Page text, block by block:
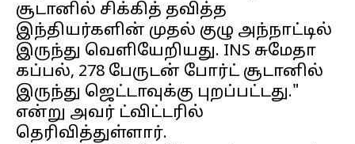
சூடானில் சிக்கித் தவித்த
இந்தியர்களின் முதல் குழு அந்நாட்டில்
இருந்து வெளியேறியது. INS சுமேதா
கப்பல், 278 பேருடன் போர்ட் சூடானில்
இருந்து ஜெட்டாவுக்கு புறப்பட்டது."
என்று அவர் ட்விட்டரில்
தெரிவித்துள்ளார்.